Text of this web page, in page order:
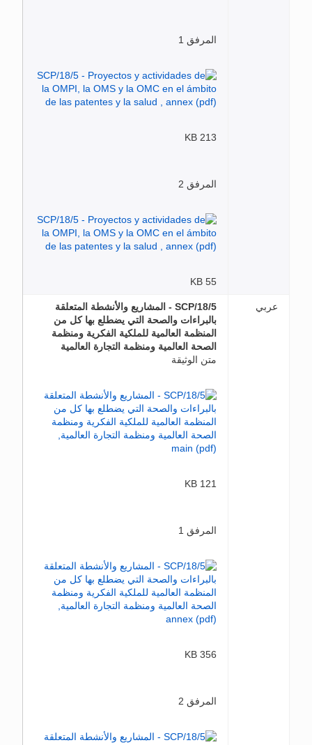
المرفق 1
213 KB
المرفق 2
55 KB
عربي
SCP/18/5 - المشاريع والأنشطة المتعلقة
بالبراءات والصحة التي يضطلع بها كل من
المنظمة العالمية للملكية الفكرية ومنظمة
الصحة العالمية ومنظمة التجارة العالمية
متن الوثيقة
121 KB
المرفق 1
356 KB
المرفق 2